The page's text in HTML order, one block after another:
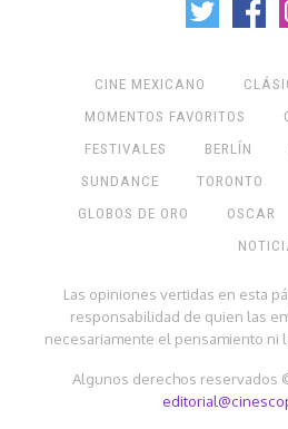
CINE MEXICANO
MOMENTOS FAVORITOS
FESTIVALES
BERLÍN
SUNDANCE
TORONTO
GLOBOS DE ORO
OSCAR
Las opiniones vertidas en esta
responsabilidad de quien las
necesariamente el pensamiento ni
Algunos derechos